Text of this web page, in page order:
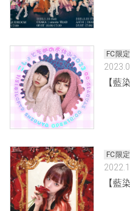
FC限
【藍
FC限
【藍